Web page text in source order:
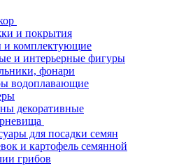
и покрытия
и комплектующие
и интерьерные фигуры
фонари
водоплавающие
декоративные
для посадки семян
и картофель семянной
грибов